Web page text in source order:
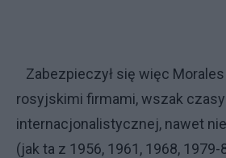
Zabezpieczył się więc
rosyjskimi firmami, wszak
internacjonalistycznej, nawet
(jak ta z 1956, 1961, 1968, 1979-